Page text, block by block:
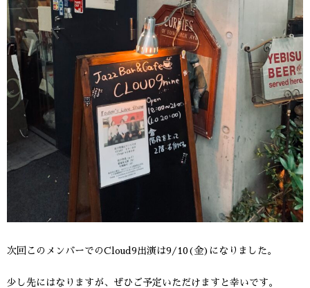
次回このメンバーでのCloud9出演は9/10(金)になりました。
少し先にはなりますが、ぜひご予定いただけますと幸いです。